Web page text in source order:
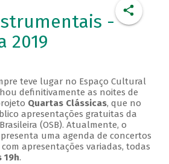
-
2019
teve lugar no Espaço Cultural
definitivamente as noites de
Quartas Clássicas, que no
apresentações gratuitas da
(OSB). Atualmente, o
uma agenda de concertos
apresentações variadas, todas
19h.